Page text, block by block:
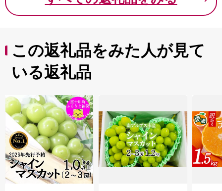
この返礼品をみた人が見て
いる返礼品